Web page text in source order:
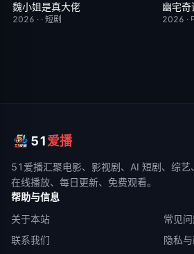
完结
魏小姐是真大佬
2026 · · 短剧
更新至
幽宅奇
2026 ·
51爱播
51爱播汇聚电影、影视剧、AI 短剧、综艺
在线播放、每日更新、免费观看。
帮助与信息
关于本站
常见
联系我们
隐私